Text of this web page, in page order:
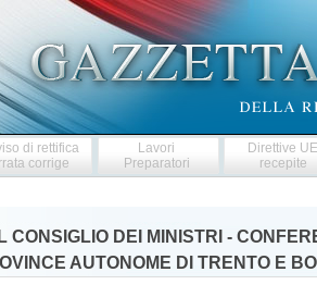
di rettifica
corrige
Lavori
Preparatori
Direttive
recepite
CONSIGLIO DEI MINISTRI -
AUTONOME DI TRENTO E